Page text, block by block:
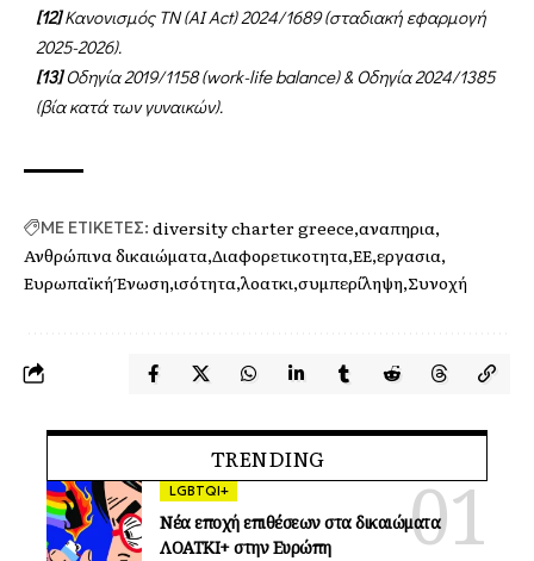
[12]Κανονισμός ΤΝ (AI Act) 2024/1689 (σταδιακή εφαρμογή
2025-2026).
[13]Οδηγία 2019/1158 (work-life balance) & Οδηγία 2024/1385
(βία κατά των γυναικών).
ΜΕ ΕΤΙΚΕΤΕΣ: diversity charter greece αναπηρια
Ανθρώπινα δικαιώματα Διαφορετικοτητα ΕΕ εργασια
Ευρωπαϊκή Ένωση ισότητα λοατκι συμπερίληψη Συνοχή
TRENDING
LGBTQI+
Νέα εποχή επιθέσεων στα δικαιώματα
ΛΟΑΤΚΙ+ στην Ευρώπη